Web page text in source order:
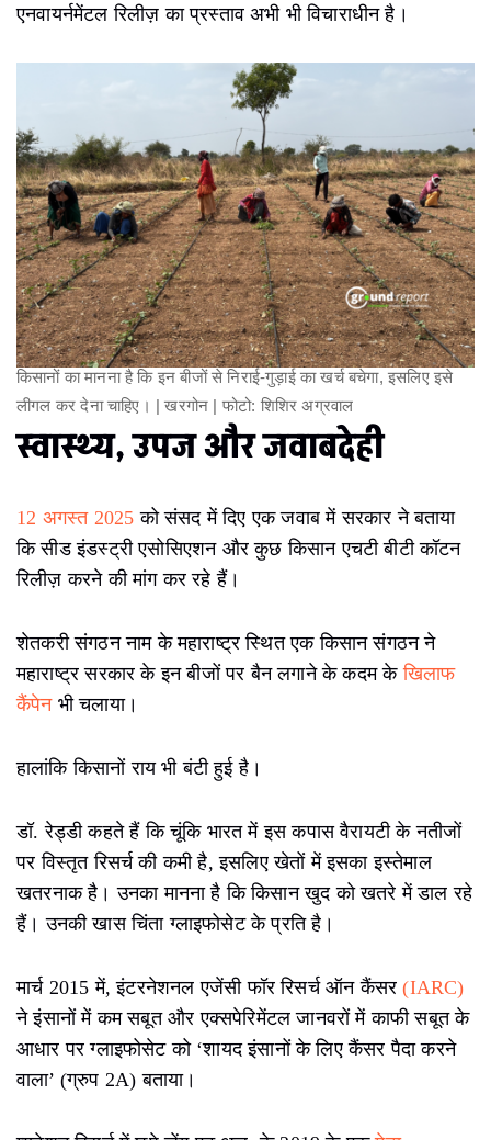
एनवायर्नमेंटल रिलीज़ का प्रस्ताव अभी भी विचाराधीन है।
किसानों का मानना ​​है कि इन बीजों से निराई-गुड़ाई का खर्च बचेगा, इसलिए इसे
लीगल कर देना चाहिए। | खरगोन | फोटो: शिशिर अग्रवाल
स्वास्थ्य, उपज और जवाबदेही
12 अगस्त 2025 को संसद में दिए एक जवाब में सरकार ने बताया
कि सीड इंडस्ट्री एसोसिएशन और कुछ किसान एचटी बीटी कॉटन
रिलीज़ करने की मांग कर रहे हैं।
शेतकरी संगठन नाम के महाराष्ट्र स्थित एक किसान संगठन ने
महाराष्ट्र सरकार के इन बीजों पर बैन लगाने के कदम केखिलाफ
कैंपेनभी चलाया।
हालांकि किसानों राय भी बंटी हुई है।
डॉ. रेड्डी कहते हैं कि चूंकि भारत में इस कपास वैरायटी के नतीजों
पर विस्तृत रिसर्च की कमी है, इसलिए खेतों में इसका इस्तेमाल
खतरनाक है। उनका मानना ​​है कि किसान खुद को खतरे में डाल रहे
हैं। उनकी खास चिंता ग्लाइफोसेट के प्रति है।
मार्च 2015 में, इंटरनेशनल एजेंसी फॉर रिसर्च ऑन कैंसर(IARC)
ने इंसानों में कम सबूत और एक्सपेरिमेंटल जानवरों में काफी सबूत के
आधार पर ग्लाइफोसेट को ‘शायद इंसानों के लिए कैंसर पैदा करने
वाला’ (ग्रुप 2A) बताया।